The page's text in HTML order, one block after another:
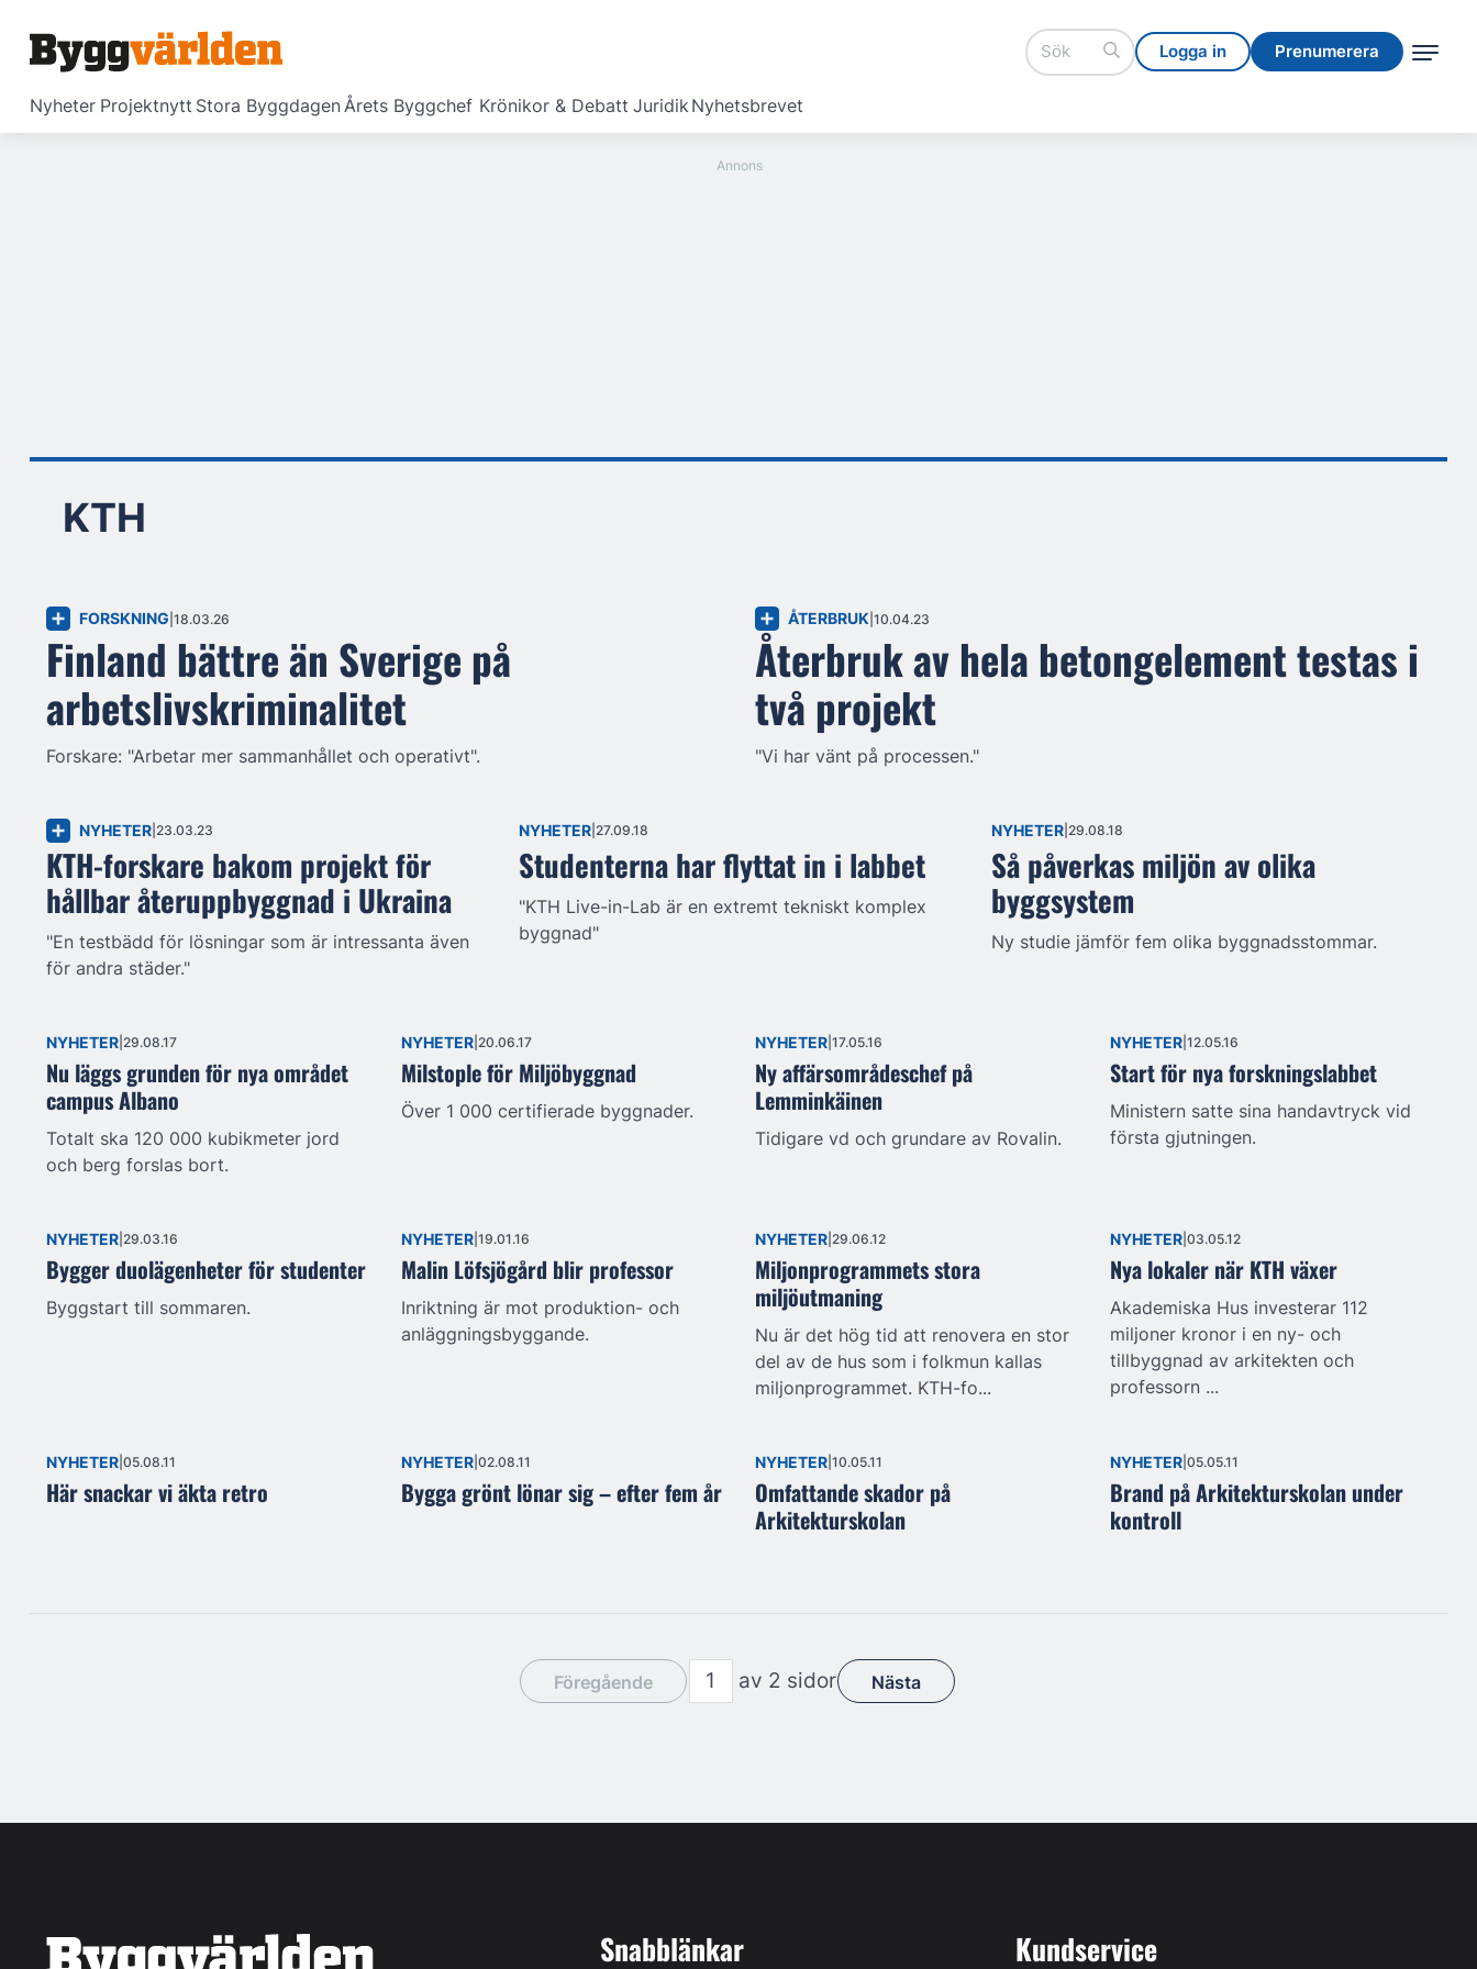
Logga in Prenumerera
Nyheter Projektnytt Stora ByggdagenÅrets Byggchef Krönikor & Debatt JuridikNyhetsbrevet
Logga in Prenumerera
KTH
FORSKNING 18.03.26
Finland bättre än Sverige på
arbetslivskriminalitet
Forskare: "Arbetar mer sammanhållet och operativt".
ÅTERBRUK 10.04.23
Återbruk av hela betongelement testas i
två projekt
"Vi har vänt på processen."
NYHETER 23.03.23
KTH-forskare bakom projekt för
hållbar återuppbyggnad i Ukraina
"En testbädd för lösningar som är intressanta även
för andra städer."
NYHETER 27.09.18
Studenterna har flyttat in i labbet
"KTH Live-in-Lab är en extremt tekniskt komplex
byggnad"
NYHETER 29.08.18
Så påverkas miljön av olika
byggsystem
Ny studie jämför fem olika byggnadsstommar.
NYHETER 29.08.17
Nu läggs grunden för nya området
campus Albano
Totalt ska 120 000 kubikmeter jord
och berg forslas bort.
NYHETER 20.06.17
Milstople för Miljöbyggnad
Över 1 000 certifierade byggnader.
NYHETER 17.05.16
Ny affärsområdeschef på
Lemminkäinen
Tidigare vd och grundare av Rovalin.
NYHETER 12.05.16
Start för nya forskningslabbet
Ministern satte sina handavtryck vid
första gjutningen.
NYHETER 29.03.16
Bygger duolägenheter för studenter
Byggstart till sommaren.
NYHETER 19.01.16
Malin Löfsjögård blir professor
Inriktning är mot produktion- och
anläggningsbyggande.
NYHETER 29.06.12
Miljonprogrammets stora
miljöutmaning
Nu är det hög tid att renovera en stor
del av de hus som i folkmun kallas
miljonprogrammet. KTH-fo...
NYHETER 03.05.12
Nya lokaler när KTH växer
Akademiska Hus investerar 112
miljoner kronor i en ny- och
tillbyggnad av arkitekten och
professorn ...
NYHETER 05.08.11
Här snackar vi äkta retro
NYHETER 02.08.11
Bygga grönt lönar sig – efter fem år
NYHETER 10.05.11
Omfattande skador på
Arkitekturskolan
NYHETER 05.05.11
Brand på Arkitekturskolan under
kontroll
Föregående av 2 sidor Nästa
Snabblänkar Kundservice